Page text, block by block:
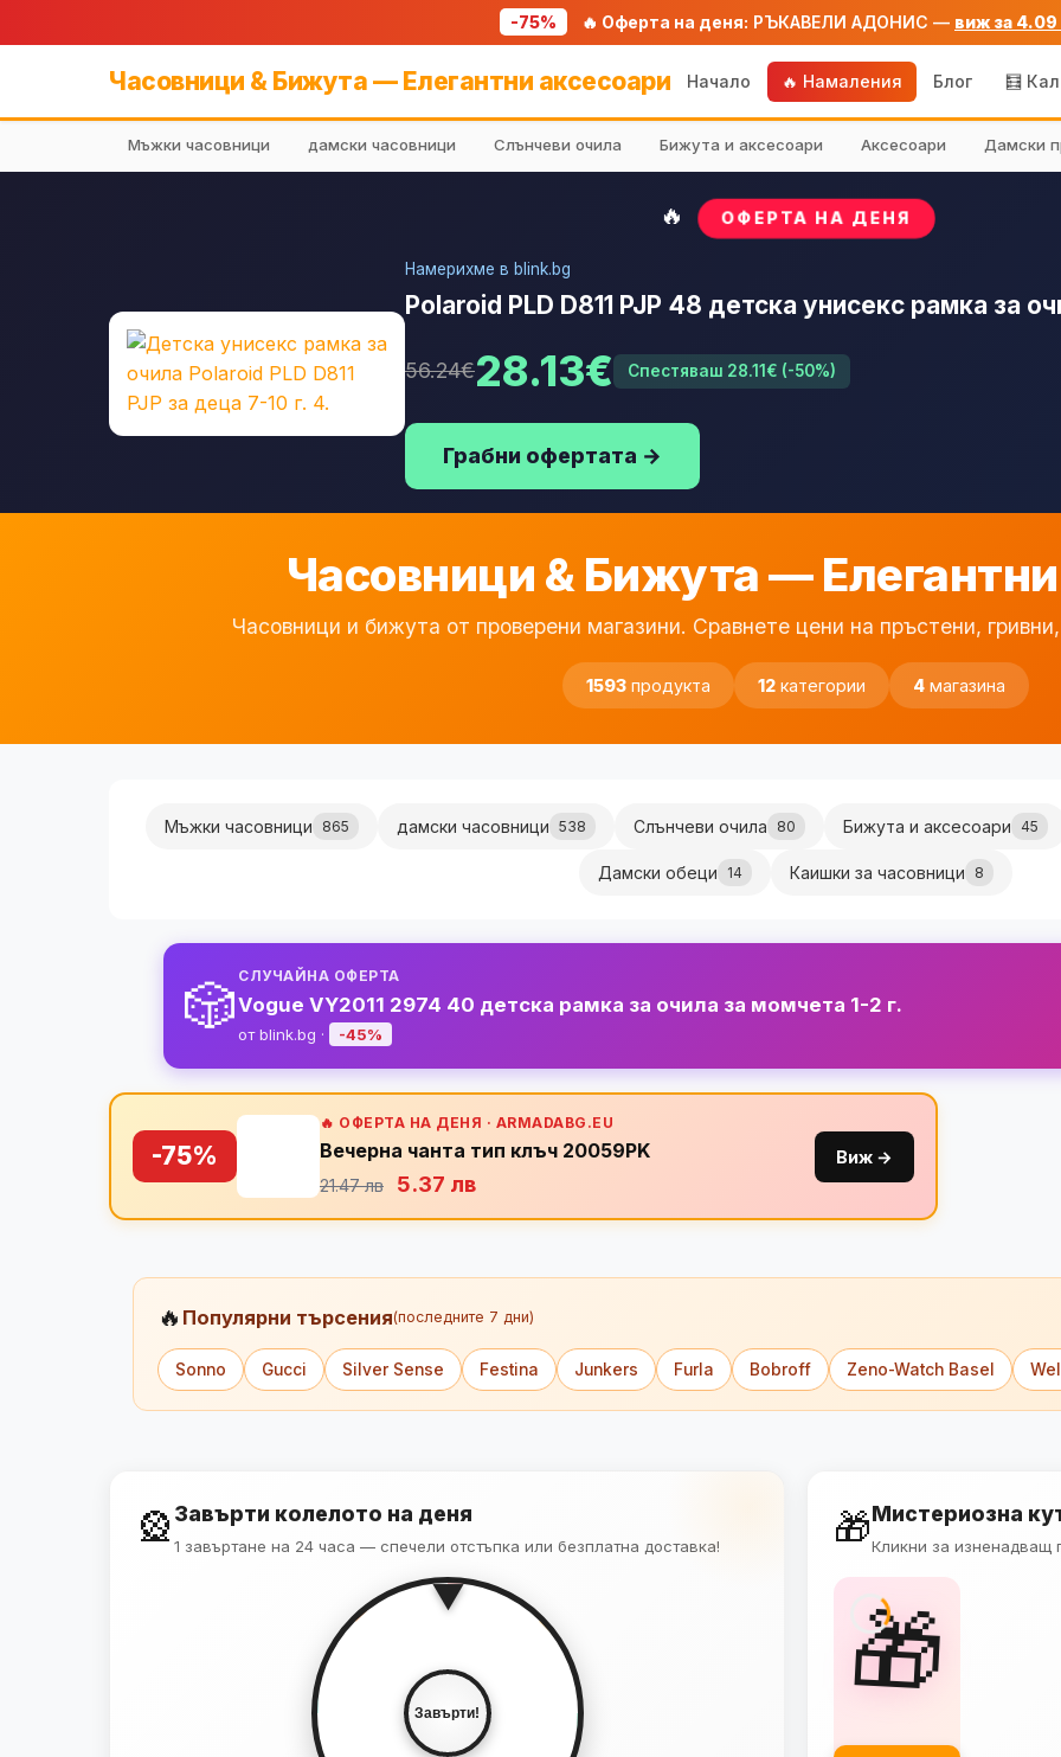
-75% 🔥 Оферта на деня: РЪКАВЕЛИ АДОНИС — виж за
Часовници & Бижута — Елегантни аксесоари Начало 🔥 Намаления Блог 🧮
Мъжки часовници дамски часовници Слънчеви очила Бижута и аксесоари Аксесоари Дамски
🔥 ОФЕРТА НА ДЕНЯ
Намерихме в blink.bg
Polaroid PLD D811 PJP 48 детска унисекс рамка за
56.24€28.13€ Спестяваш 28.11€ (-50%)
Грабни офертата →
Часовници & Бижута —
Часовници и бижута от проверени магазини. Сравнете цени на пръстени,
1593 продукта 12 категории 4 магазина
Мъжки часовници 865 дамски часовници 538 Слънчеви очила 80 Бижута и аксесоари 45
Дамски обеци 14 Каишки за часовници 8
🎲 СЛУЧАЙНА ОФЕРТА
Vogue VY2011 2974 40 детска рамка за очила за момчета 1-2 г.
от blink.bg · -45%
-75%
🔥 ОФЕРТА НА ДЕНЯ · ARMADABG.EU
Вечерна чанта тип клъч 20059PK
21.47 лв 5.37 лв
Виж →
🔥 Популярни търсения(последните 7 дни)
Sonno Gucci Silver Sense Festina Junkers Furla Bobroff Zeno-Watch Basel
🎡 Завърти колелото на деня
1 завъртане на 24 часа — спечели отстъпка или безплатна доставка!
▼
-5%
ДОСТАВКА
VIP
Завърти!
🎁Мистериозна
Кликни за изненадващ
🎁